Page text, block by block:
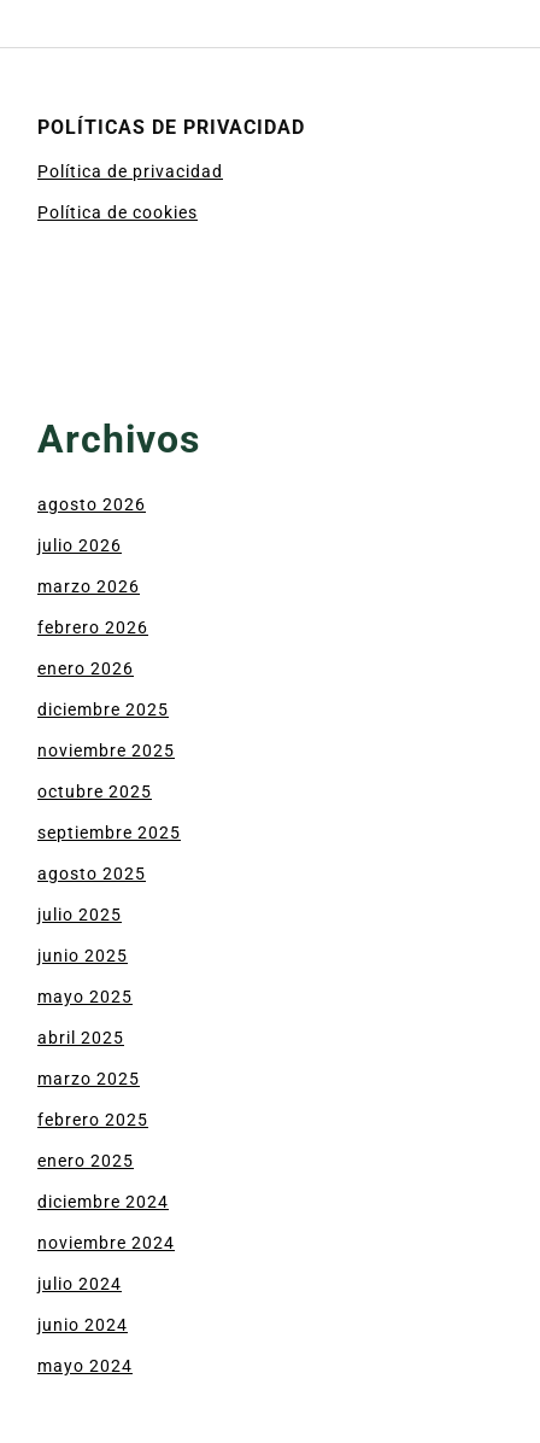
POLÍTICAS DE PRIVACIDAD
Política de privacidad
Política de cookies
Archivos
agosto 2026
julio 2026
marzo 2026
febrero 2026
enero 2026
diciembre 2025
noviembre 2025
octubre 2025
septiembre 2025
agosto 2025
julio 2025
junio 2025
mayo 2025
abril 2025
marzo 2025
febrero 2025
enero 2025
diciembre 2024
noviembre 2024
julio 2024
junio 2024
mayo 2024